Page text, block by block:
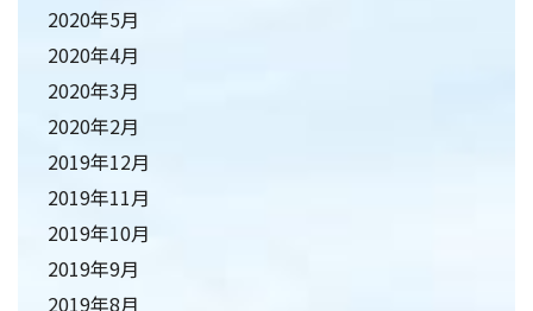
2020年5月
2020年4月
2020年3月
2020年2月
2019年12月
2019年11月
2019年10月
2019年9月
2019年8月